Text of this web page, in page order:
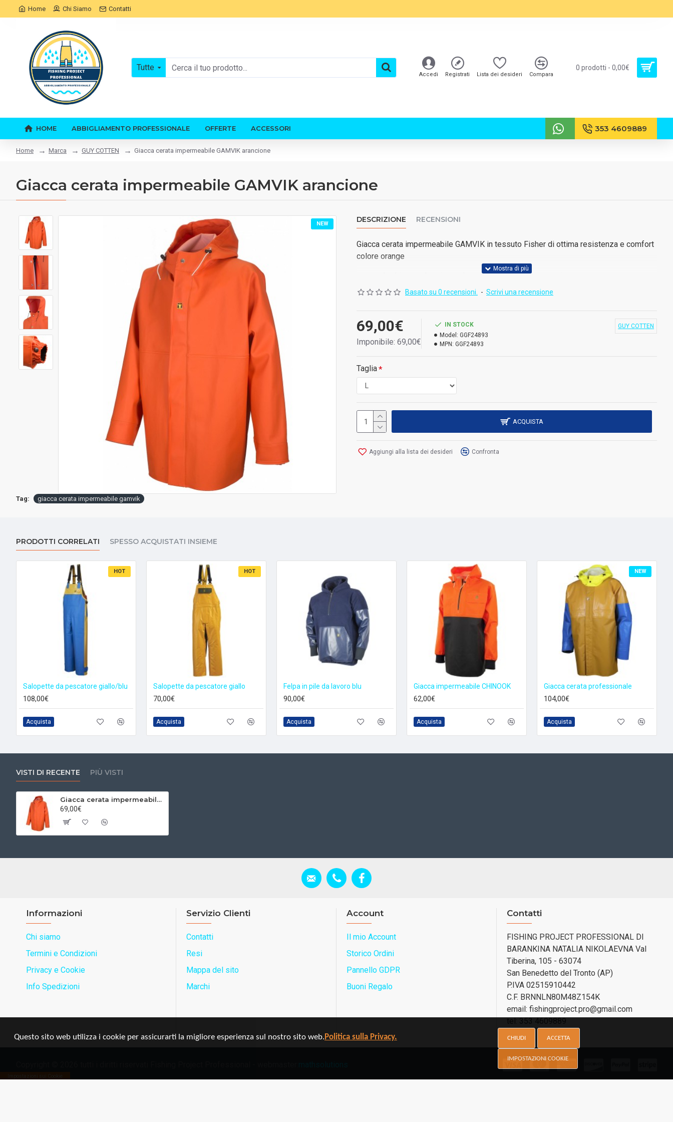
Home Chi Siamo Contatti
Tutte
Accedi Registrati Lista dei desideri Compara
0 prodotti - 0,00€
HOME ABBIGLIAMENTO PROFESSIONALE OFFERTE ACCESSORI 353 4609889
Home Marca GUY COTTEN Giacca cerata impermeabile GAMVIK arancione
Giacca cerata impermeabile GAMVIK arancione
NEW DESCRIZIONE RECENSIONI
Giacca cerata impermeabile GAMVIK in tessuto Fisher di ottima resistenza e comfort
colore orange
• comoda chiusura doppia con la cerniera e bottoni a pressione
• polsini elastici con bottone a pressione
Basato su 0 recensioni. - Scrivi una recensione
69,00€
Imponibile: 69,00€
IN STOCK
Model: GGF24893
MPN: GGF24893
GUY COTTEN
Taglia
ACQUISTA
Aggiungi alla lista dei desideri Confronta
Tag: giacca cerata impermeabile gamvik
PRODOTTI CORRELATI SPESSO ACQUISTATI INSIEME
HOT
Salopette da pescatore giallo/blu
108,00€
Acquista
HOT
Salopette da pescatore giallo
70,00€
Acquista
Felpa in pile da lavoro blu
90,00€
Acquista
Giacca impermeabile CHINOOK
62,00€
Acquista
NEW
Giacca cerata professionale
104,00€
Acquista
VISTI DI RECENTE PIÙ VISTI
Giacca cerata impermeabile GAMVIK arancione
69,00€
Informazioni
Chi siamo
Termini e Condizioni
Privacy e Cookie
Info Spedizioni
Servizio Clienti
Contatti
Resi
Mappa del sito
Marchi
Account
Il mio Account
Storico Ordini
Pannello GDPR
Buoni Regalo
Contatti
FISHING PROJECT PROFESSIONAL DI
BARANKINA NATALIA NIKOLAEVNA Val
Tiberina, 105 - 63074
San Benedetto del Tronto (AP)
P.IVA 02515910442
C.F. BRNNLN80M48Z154K
email: fishingproject.pro@gmail.com
Questo sito web utilizza i cookie per assicurarti la migliore esperienza sul nostro sito web. Politica sulla Privacy. CHIUDI ACCETTA
IMPOSTAZIONI COOKIE